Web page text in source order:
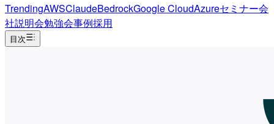
TrendingAWSClaudeBedrockGoogle CloudAzureセミナー会
社説明会勉強会事例採用
目次